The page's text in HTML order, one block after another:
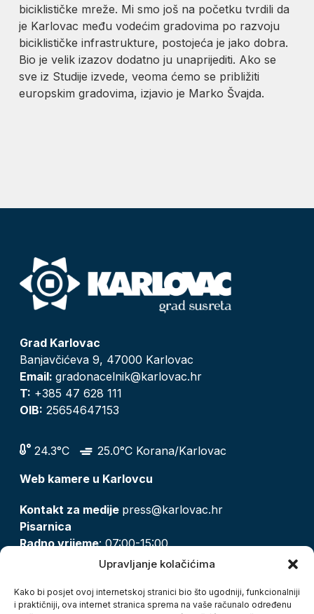
Upravljanje kolačićima
Kako bi posjet ovoj internetskoj stranici bio što ugodniji, funkcionalniji
i praktičniji, ova internet stranica sprema na vaše računalo određenu
biciklističke mreže. Mi smo još na početku tvrdili da
je Karlovac među vodećim gradovima po razvoju
biciklističke infrastrukture, postojeća je jako dobra.
Bio je velik izazov dodatno ju unaprijediti. Ako se
sve iz Studije izvede, veoma ćemo se približiti
europskim gradovima, izjavio je Marko Švajda.
Grad Karlovac
Banjavčićeva 9, 47000 Karlovac
Email: gradonacelnik@karlovac.hr
T: +385 47 628 111
OIB: 25654647153
24.3°C
25.0°C Korana/Karlovac
Web kamere u Karlovcu
Kontakt za medije press@karlovac.hr
Pisarnica
Radno vrijeme: 07:00-15:00
pisarnica@karlovac.hr